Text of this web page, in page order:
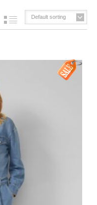
Default sorting
GRID